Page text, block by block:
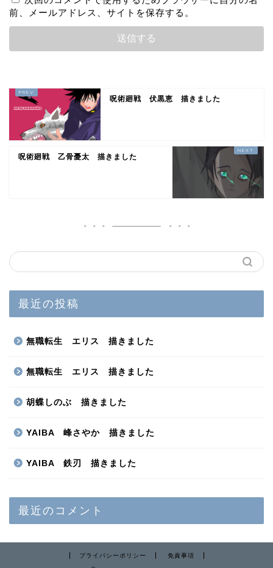
前、メールアドレス、サイトを保存する。
呪術廻戦 伏黒恵 描きました
呪術廻戦 乙骨憂太 描きました
最近の投稿
無職転生 エリス 描きました
無職転生 エリス 描きました
胡蝶しのぶ 描きました
YAIBA 峰さやか 描きました
YAIBA 鉄刃 描きました
最近のコメント
プライバシーポリシー 免責事項